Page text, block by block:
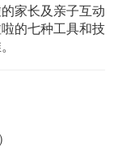
家长及亲子互动
的七种工具和技